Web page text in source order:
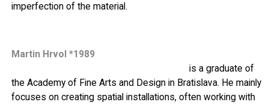
imperfection of the material.
Martin Hrvol *1989
is a graduate of
the Academy of Fine Arts and Design in Bratislava. He mainly
focuses on creating spatial installations, often working with